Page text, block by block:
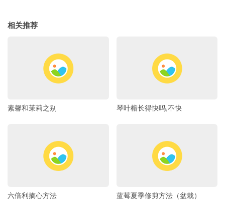
相关推荐
素馨和茉莉之别 琴叶榕长得快吗,不快
六倍利摘心方法 蓝莓夏季修剪方法（盆栽）